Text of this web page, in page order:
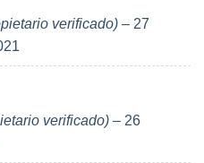
verificado) – 27
verificado) – 26